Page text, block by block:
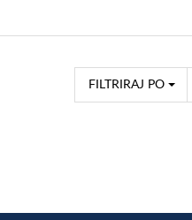
FILTRIRAJ PO